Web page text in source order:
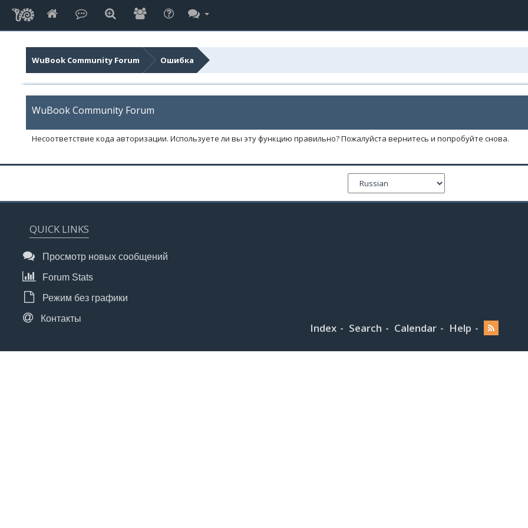
WuBook Community Forum Ошибка
WuBook Community Forum
Несоответствие кода авторизации. Используете ли вы эту функцию правильно? Пожалуйста вернитесь и попробуйте снова.
QUICK LINKS
Просмотр новых сообщений
Forum Stats
Режим без графики
Контакты
Index Search Calendar Help